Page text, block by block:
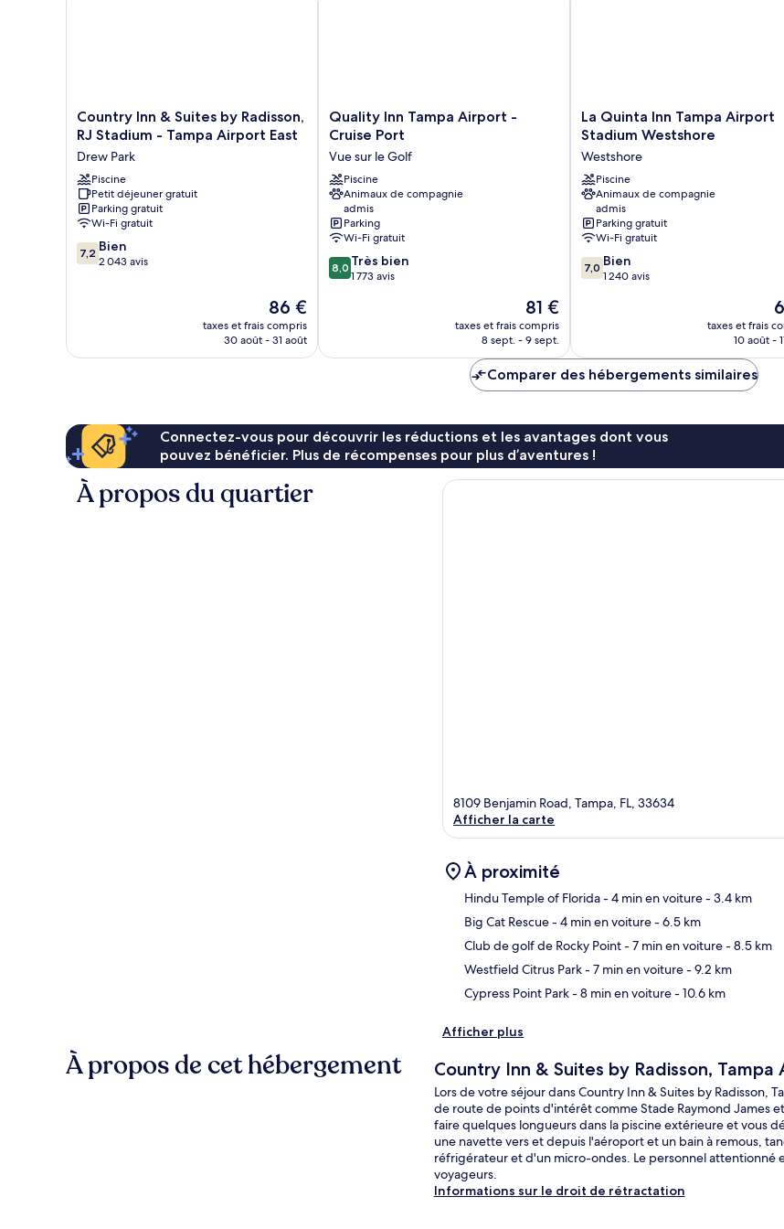
Country
Inn
Suites
by
Radisson,
RJ
Stadium
-
Tampa
Country Inn & Suites by Radisson,
RJ Stadium - Tampa Airport East
Drew Park
Piscine
Petit déjeuner gratuit
Parking gratuit
Wi-Fi gratuit
7.2
sur
7,2 Bien
2 043 avis
Le
nouveau
prix
86 €
taxes et frais compris
30 août - 31 août
Quality
Inn
Airport
-
Cruise
Port
Vue
sur
le
Golf
Quality Inn Tampa Airport -
Cruise Port
Vue sur le Golf
Piscine
Animaux de compagnie
admis
Parking
Wi-Fi gratuit
8.0
sur
8,0 Très bien
1 773 avis
Le
nouveau
prix
de
81 €
taxes et frais compris
8 sept. - 9 sept.
La
Quinta
Tampa
Airport
Stadium
Westshore
Westshore
La Quinta Inn Tampa Airport
Stadium Westshore
Westshore
Piscine
Animaux de compagnie
admis
Parking gratuit
Wi-Fi gratuit
7.0
sur
7,0 Bien
1 240 avis
taxes et frais
10 août -
Comparer des hébergements similaires
Connectez-vous pour découvrir les réductions et les avantages dont vous
pouvez bénéficier. Plus de récompenses pour plus d’aventures !
À propos du quartier
8109 Benjamin Road, Tampa, FL, 33634
Afficher la carte
À proximité
Hindu Temple of Florida- 4 min en voiture- 3.4 km
Big Cat Rescue- 4 min en voiture- 6.5 km
Club de golf de Rocky Point- 7 min en voiture- 8.5 km
Westfield Citrus Park- 7 min en voiture- 9.2 km
Cypress Point Park- 8 min en voiture- 10.6 km
Afficher plus
À propos de cet hébergement Country Inn & Suites by Radisson,
Lors de votre séjour dans Country Inn & Suites by Radisson,
de route de points d'intérêt comme Stade Raymond James
faire quelques longueurs dans la piscine extérieure et vous
une navette vers et depuis l'aéroport et un bain à remous,
réfrigérateur et d'un micro-ondes. Le personnel attentionné
voyageurs.
Informations sur le droit de rétractation